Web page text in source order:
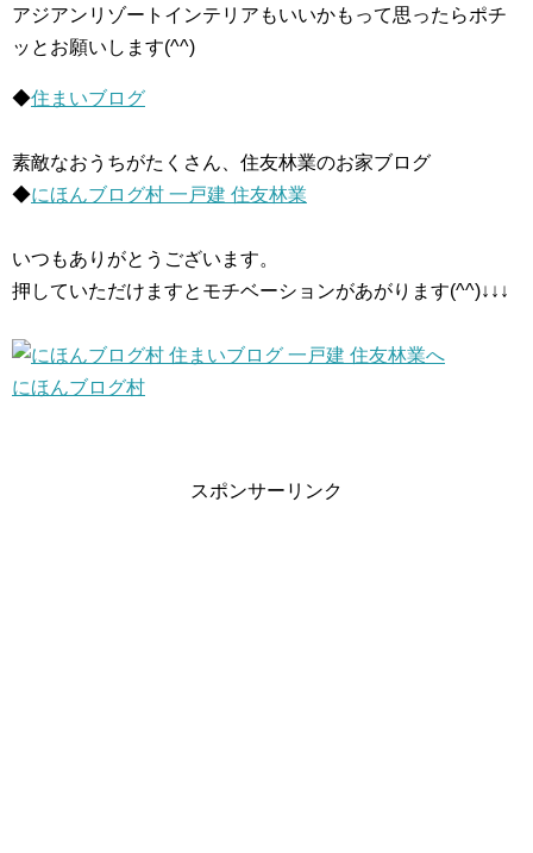
アジアンリゾートインテリアもいいかもって思ったらポチ
ッとお願いします(^^)
◆住まいブログ
素敵なおうちがたくさん、住友林業のお家ブログ
◆にほんブログ村 一戸建 住友林業
いつもありがとうございます。
押していただけますとモチベーションがあがります(^^)↓↓↓
にほんブログ村
スポンサーリンク